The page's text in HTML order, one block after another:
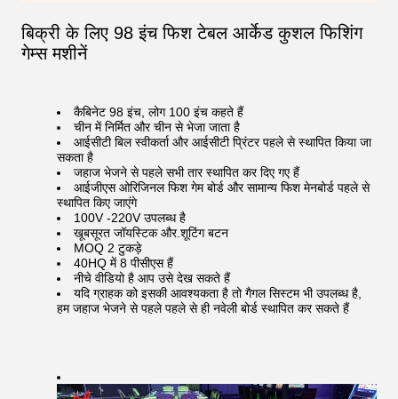
बिक्री के लिए 98 इंच फिश टेबल आर्केड कुशल फिशिंग
गेम्स मशीनें
कैबिनेट 98 इंच, लोग 100 इंच कहते हैं
चीन में निर्मित और चीन से भेजा जाता है
आईसीटी बिल स्वीकर्ता और आईसीटी प्रिंटर पहले से स्थापित किया जा
सकता है
जहाज भेजने से पहले सभी तार स्थापित कर दिए गए हैं
आईजीएस ओरिजिनल फिश गेम बोर्ड और सामान्य फिश मेनबोर्ड पहले से
स्थापित किए जाएंगे
100V -220V उपलब्ध है
खूबसूरत जॉयस्टिक और.शूटिंग बटन
MOQ 2 टुकड़े
40HQ में 8 पीसीएस हैं
नीचे वीडियो है आप उसे देख सकते हैं
यदि ग्राहक को इसकी आवश्यकता है तो गैगल सिस्टम भी उपलब्ध है,
हम जहाज भेजने से पहले पहले से ही नवेली बोर्ड स्थापित कर सकते हैं